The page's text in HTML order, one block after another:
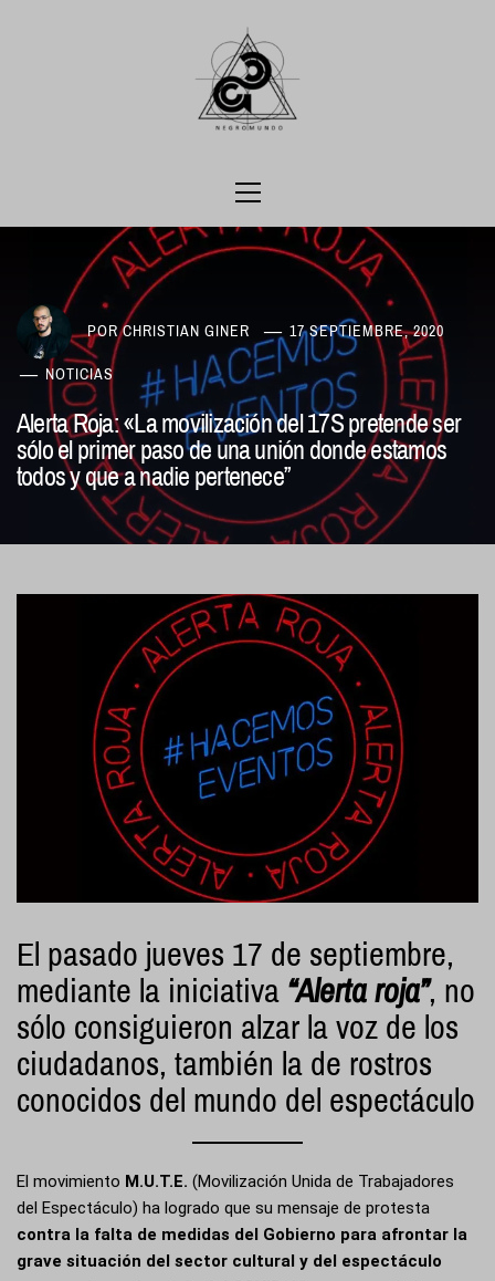
principal
PORCHRISTIAN GINER 17 SEPTIEMBRE, 2020
NOTICIAS
Alerta Roja: «La movilización del 17S pretende ser
sólo el primer paso de una unión donde estamos
todos y que a nadie pertenece”
El pasado jueves 17 de septiembre,
mediante la iniciativa “Alerta roja”, no
sólo consiguieron alzar la voz de los
ciudadanos, también la de rostros
conocidos del mundo del espectáculo
El movimiento M.U.T.E. (Movilización Unida de Trabajadores
del Espectáculo) ha logrado que su mensaje de protesta
contra la falta de medidas del Gobierno para afrontar la
grave situación del sector cultural y del espectáculo